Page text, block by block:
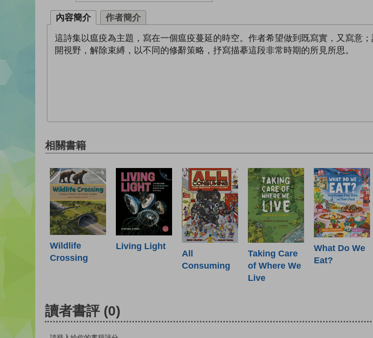
內容簡介 作者簡介
這詩集以瘟疫為主題，寫在一個瘟疫蔓延的時空。作者希望做到既寫實，又寫意
開視野，解除束縛，以不同的修辭策略，抒寫描摹這段非常時期的所見所思。
相關書籍
Wildlife
Crossing
Living Light
All
Consuming
Taking Care
of Where We
Live
What Do We
Eat?
讀者書評 (0)